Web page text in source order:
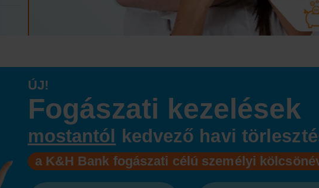
ÚJ!
Fogászati kezelések
mostantól kedvező havi
a K&H Bank fogászati célú személyi